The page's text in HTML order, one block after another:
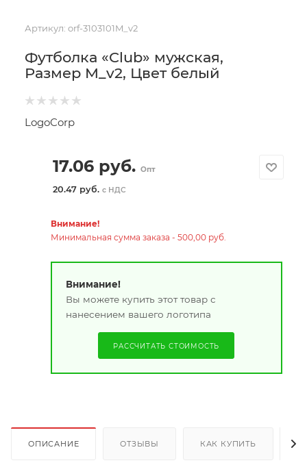
Артикул: orf-3103101M_v2
Футболка «Club» мужская,
Размер M_v2, Цвет белый
LogoCorp
17.06руб. Опт
20.47 руб. с НДС
Внимание!
Минимальная сумма заказа - 500,00 руб.
Внимание!
Вы можете купить этот товар с
нанесением вашего логотипа
РАССЧИТАТЬ СТОИМОСТЬ
ОПИСАНИЕ ОТЗЫВЫ КАК КУПИТЬ